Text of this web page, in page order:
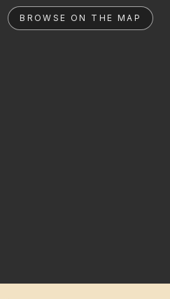
BROWSE ON THE MAP